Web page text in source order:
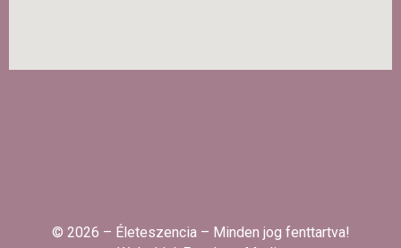
© 2026 – Életeszencia – Minden jog fenttartva!